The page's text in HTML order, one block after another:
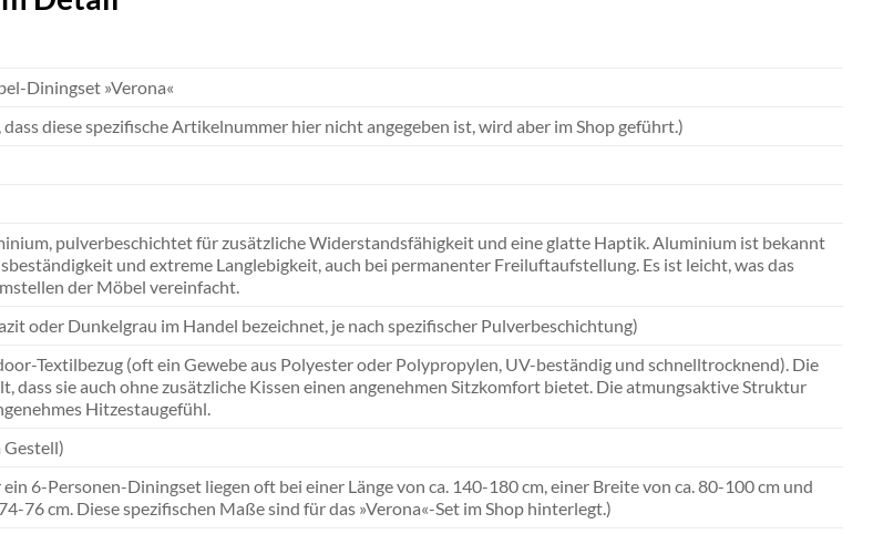
Diningset »Verona«
dass diese spezifische Artikelnummer hier nicht angegeben ist, wird aber im Shop geführt.)
pulverbeschichtet für zusätzliche Widerstandsfähigkeit und eine glatte Haptik. Aluminium ist bekannt
und extreme Langlebigkeit, auch bei permanenter Freiluftaufstellung. Es ist leicht, was das
der Möbel vereinfacht.
oder Dunkelgrau im Handel bezeichnet, je nach spezifischer Pulverbeschichtung)
Textilbezug (oft ein Gewebe aus Polyester oder Polypropylen, UV-beständig und schnelltrocknend). Die
dass sie auch ohne zusätzliche Kissen einen angenehmen Sitzkomfort bietet. Die atmungsaktive Struktur
Hitzestaugefühl.
Gestell)
6-Personen-Diningset liegen oft bei einer Länge von ca. 140-180 cm, einer Breite von ca. 80-100 cm und
76 cm. Diese spezifischen Maße sind für das »Verona«-Set im Shop hinterlegt.)